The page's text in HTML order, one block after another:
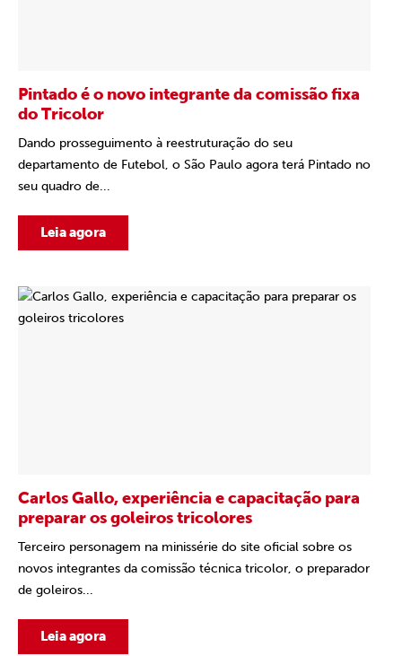
Pintado é o novo integrante da comissão fixa
do Tricolor
Dando prosseguimento à reestruturação do seu
departamento de Futebol, o São Paulo agora terá Pintado no
seu quadro de...
Leia agora
Carlos Gallo, experiência e capacitação para
preparar os goleiros tricolores
Terceiro personagem na minissérie do site oficial sobre os
novos integrantes da comissão técnica tricolor, o preparador
de goleiros...
Leia agora